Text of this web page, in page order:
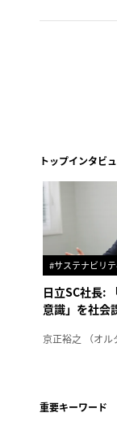
トップインタビ
#サステナビリテ
日立SC社長:
意識」を社会
重要キーワード